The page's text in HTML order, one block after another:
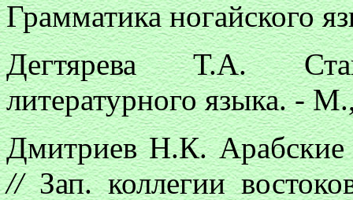
Грамматика ногайского
Дегтярева Т.А.
литературного языка. -
Дмитриев Н.К. Арабские
//Зап. коллегии